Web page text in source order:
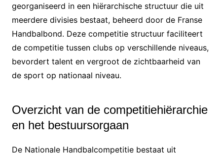
georganiseerd in een hiërarchische structuur die uit
meerdere divisies bestaat, beheerd door de Franse
Handbalbond. Deze competitie structuur faciliteert
de competitie tussen clubs op verschillende niveaus,
bevordert talent en vergroot de zichtbaarheid van
de sport op nationaal niveau.
Overzicht van de competitiehiërarchie
en het bestuursorgaan
De Nationale Handbalcompetitie bestaat uit